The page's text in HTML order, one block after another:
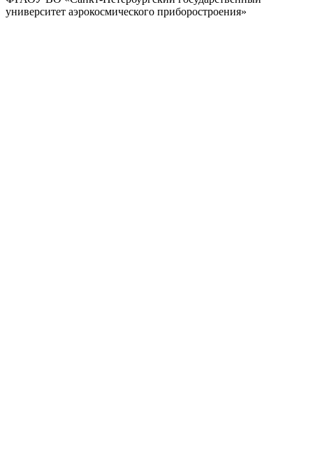
университет аэрокосмического приборостроения»